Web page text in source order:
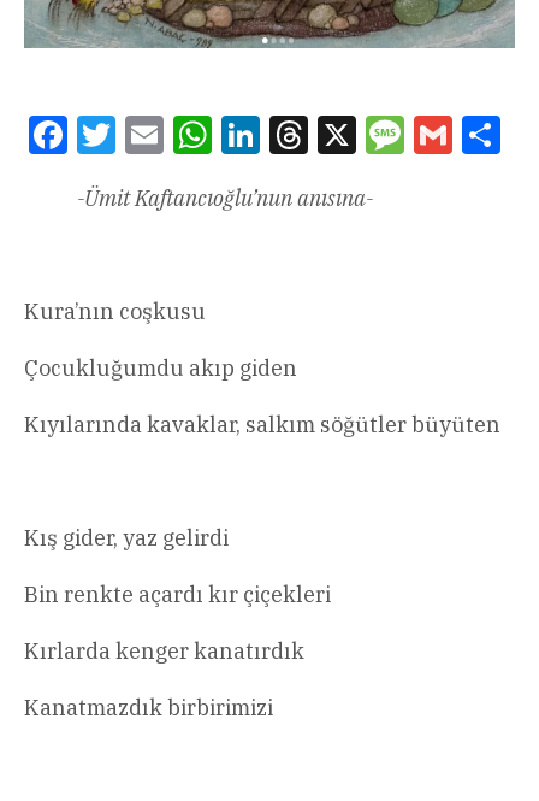
FacebookTwitterEmail WhatsAppLinkedInThreads
X Message
Gmail
-Ümit Kaftancıoğlu’nun anısına-
Kura’nın coşkusu
Çocukluğumdu akıp giden
Kıyılarında kavaklar, salkım söğütler büyüten
Kış gider, yaz gelirdi
Bin renkte açardı kır çiçekleri
Kırlarda kenger kanatırdık
Kanatmazdık birbirimizi